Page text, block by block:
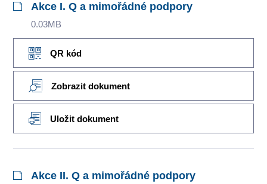
Akce I. Q a mimořádné podpory
0.03MB
QR kód
Zobrazit dokument
Uložit dokument
Akce II. Q a mimořádné podpory